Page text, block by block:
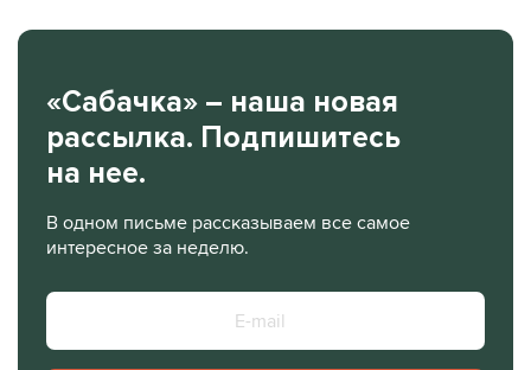
«Сабачка» – наша новая
рассылка. Подпишитесь
на нее.
В одном письме рассказываем все самое
интересное за неделю.